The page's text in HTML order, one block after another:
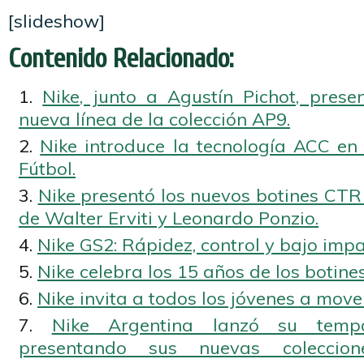
[slideshow]
Contenido Relacionado:
Nike, junto a Agustín Pichot,
nueva línea de la colección AP9.
Nike introduce la tecnología ACC
Fútbol.
Nike presentó los nuevos botines
de Walter Erviti y Leonardo Ponzio.
Nike GS2: Rápidez, control y bajo
Nike celebra los 15 años de los
Nike invita a todos los jóvenes a
Nike Argentina lanzó su
presentando sus nuevas